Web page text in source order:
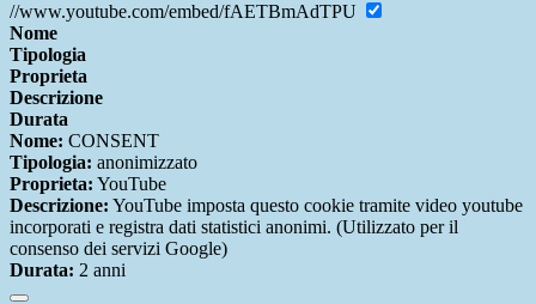
//www.youtube.com/embed/fAETBmAdTPU
Nome
Tipologia
Proprieta
Descrizione
Durata
Nome: CONSENT
Tipologia: anonimizzato
Proprieta: YouTube
Descrizione: YouTube imposta questo cookie tramite video youtube
incorporati e registra dati statistici anonimi. (Utilizzato per il
consenso dei servizi Google)
Durata: 2 anni